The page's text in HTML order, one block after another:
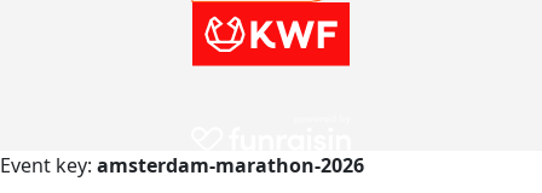
Event key: amsterdam-marathon-2026